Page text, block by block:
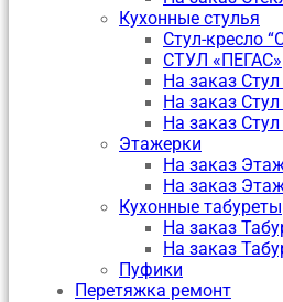
Кухонные стулья
Стул-кресло
CТУЛ «ПЕГАС»
На заказ
На заказ Стул
На заказ Стул
Этажерки
На заказ
На заказ
Кухонные табуреты
На заказ
На заказ
Пуфики
Перетяжка ремонт